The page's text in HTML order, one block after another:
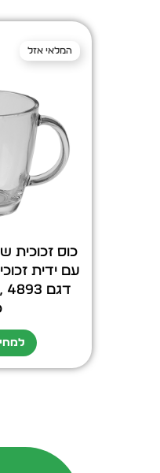
המלאי אזל
עם ידית